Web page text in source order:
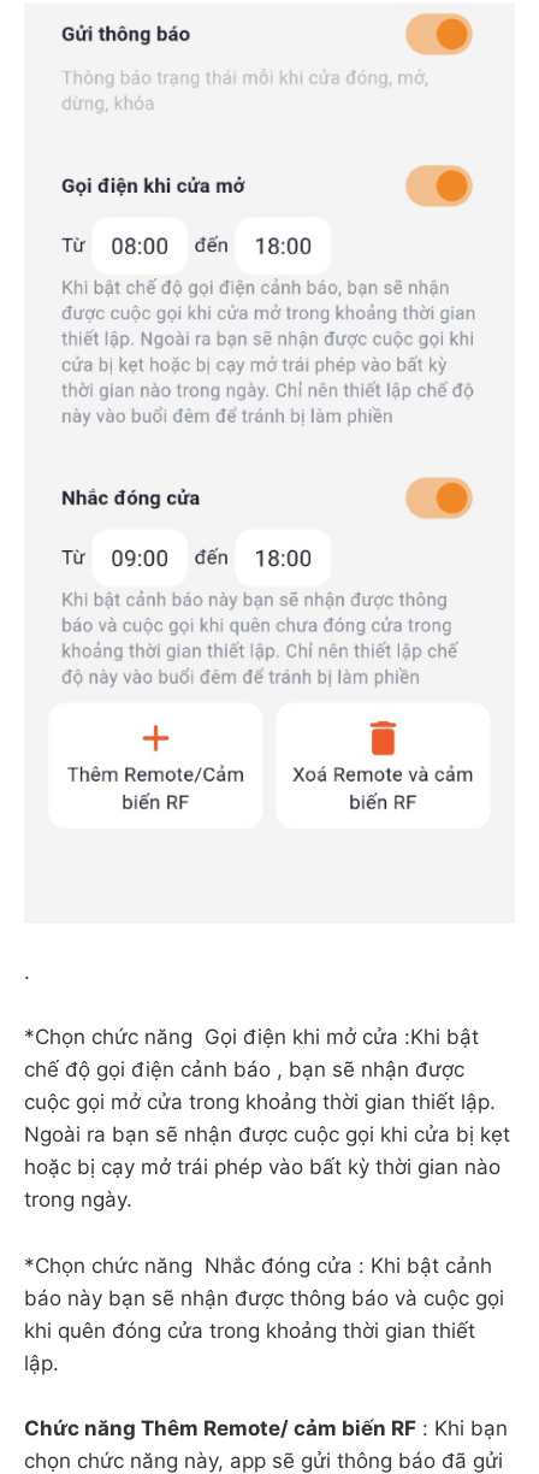
.
*Chọn chức năng Gọi điện khi mở cửa :Khi bật
chế độ gọi điện cảnh báo , bạn sẽ nhận được
cuộc gọi mở cửa trong khoảng thời gian thiết lập.
Ngoài ra bạn sẽ nhận được cuộc gọi khi cửa bị kẹt
hoặc bị cạy mở trái phép vào bất kỳ thời gian nào
trong ngày.
*Chọn chức năng Nhắc đóng cửa : Khi bật cảnh
báo này bạn sẽ nhận được thông báo và cuộc gọi
khi quên đóng cửa trong khoảng thời gian thiết
lập.
Chức năng Thêm Remote/ cảm biến RF : Khi bạn
chọn chức năng này, app sẽ gửi thông báo đã gửi